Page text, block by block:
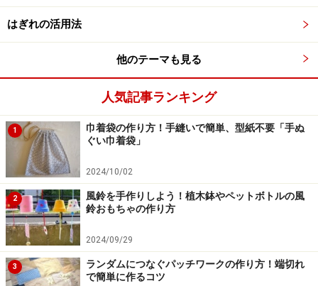
金具部分を覆っていく
3.長さ40cmのリボンを使って、クリップ上部のバネ金具
を隠すように覆います。
クロスするように覆う
ここは伸縮する箇所ですので、ゆったりとリボンを交差
させる形でカバーしていきます。さきほど貼っておいた
両面テープのはくり紙を剥がしながら固定します。
はぎれの活用法
他のテーマも見る
人気記事ランキング
1
巾着袋の作り方！手縫いで簡単、型紙不要「手ぬ
ぐい巾着袋」
2024/10/02
2
風鈴を手作りしよう！植木鉢やペットボトルの風
鈴おもちゃの作り方
2024/09/29
3
ランダムにつなぐパッチワークの作り方！端切れ
で簡単に作るコツ